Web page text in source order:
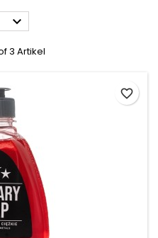

3 Artikel
favorite_border